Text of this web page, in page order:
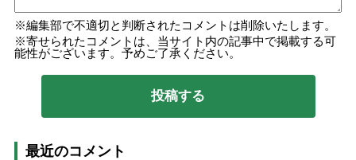
編集部で不適切と判断されたコメントは削除いたします。
寄せられたコメントは、当サイト内の記事中で掲載する可
能性がございます。予めご了承ください。
最近のコメント